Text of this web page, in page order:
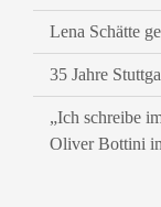
Lena Schätte
35 Jahre
„Ich schreibe
Oliver Bottini